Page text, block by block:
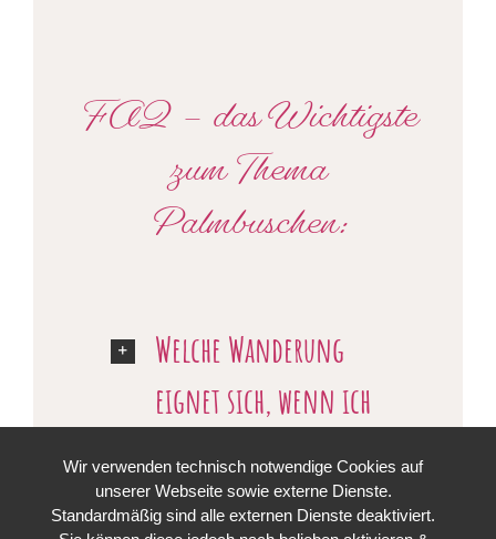
FAQ – das Wichtigste
zum Thema
Palmbuschen:
Welche Wanderung
eignet sich, wenn ich
nur einen halben Tag
Zeit habe?
Wir verwenden technisch notwendige Cookies auf
unserer Webseite sowie externe Dienste.
Standardmäßig sind alle externen Dienste deaktiviert.